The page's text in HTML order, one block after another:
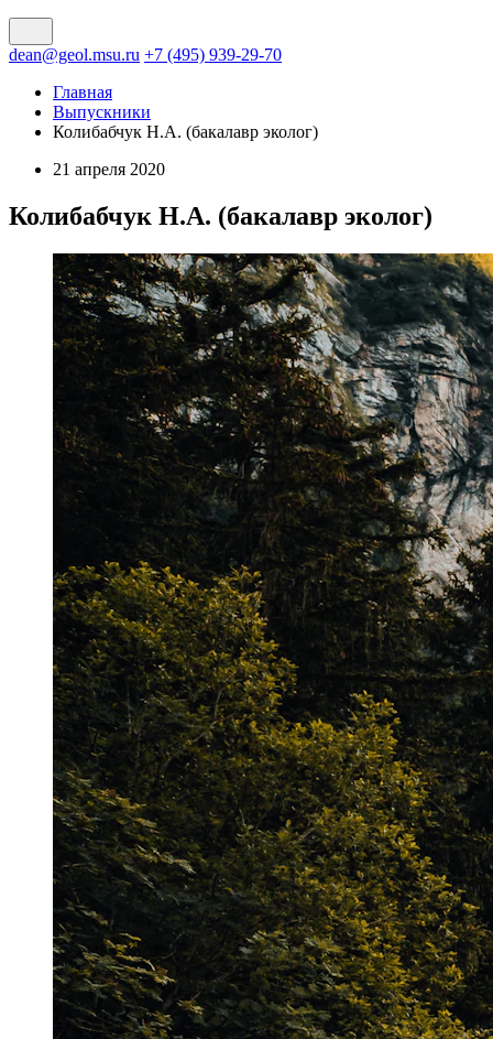
dean@geol.msu.ru +7 (495) 939-29-70
Главная
Выпускники
Колибабчук Н.А. (бакалавр эколог)
21 апреля 2020
Колибабчук Н.А. (бакалавр эколог)